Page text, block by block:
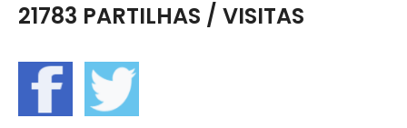
21783 PARTILHAS / VISITAS